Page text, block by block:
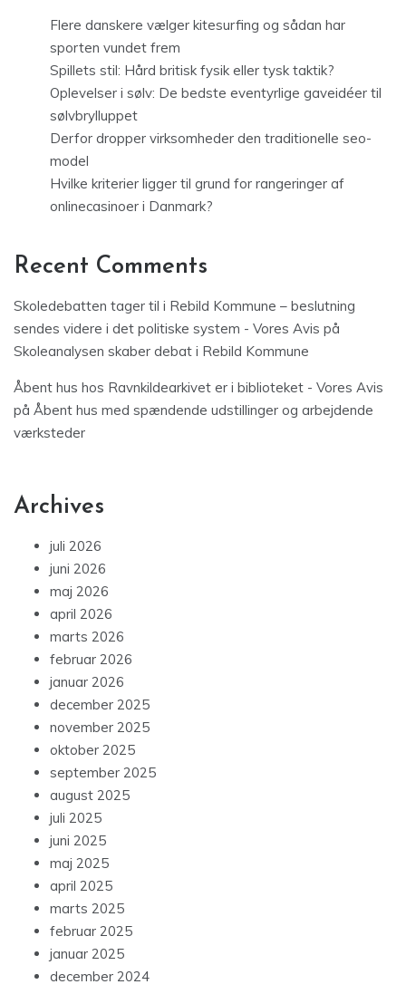
Flere danskere vælger kitesurfing og sådan har
sporten vundet frem
Spillets stil: Hård britisk fysik eller tysk taktik?
Oplevelser i sølv: De bedste eventyrlige gaveidéer til
sølvbrylluppet
Derfor dropper virksomheder den traditionelle seo-
model
Hvilke kriterier ligger til grund for rangeringer af
onlinecasinoer i Danmark?
Recent Comments
Skoledebatten tager til i Rebild Kommune – beslutning
sendes videre i det politiske system - Vores Avis på
Skoleanalysen skaber debat i Rebild Kommune
Åbent hus hos Ravnkildearkivet er i biblioteket - Vores Avis
på Åbent hus med spændende udstillinger og arbejdende
værksteder
Archives
juli 2026
juni 2026
maj 2026
april 2026
marts 2026
februar 2026
januar 2026
december 2025
november 2025
oktober 2025
september 2025
august 2025
juli 2025
juni 2025
maj 2025
april 2025
marts 2025
februar 2025
januar 2025
december 2024